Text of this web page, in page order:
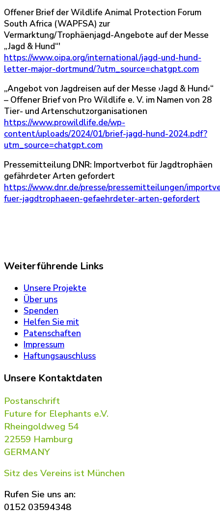
Offener Brief der Wildlife Animal Protection Forum
South Africa (WAPFSA) zur
Vermarktung/Trophäenjagd-Angebote auf der Messe
„Jagd & Hund“'
https://www.oipa.org/international/jagd-und-hund-
letter-major-dortmund/?utm_source=chatgpt.com
„Angebot von Jagdreisen auf der Messe ›Jagd & Hund‹“
– Offener Brief von Pro Wildlife e. V. im Namen von 28
Tier- und Artenschutzorganisationen
https://www.prowildlife.de/wp-
content/uploads/2024/01/brief-jagd-hund-2024.pdf?
utm_source=chatgpt.com
Pressemitteilung DNR: Importverbot für Jagdtrophäen
gefährdeter Arten gefordert
https://www.dnr.de/presse/pressemitteilungen/
fuer-jagdtrophaeen-gefaehrdeter-arten-gefordert
Weiterführende Links
Unsere Projekte
Über uns
Spenden
Helfen Sie mit
Patenschaften
Impressum
Haftungsauschluss
Unsere Kontaktdaten
Postanschrift
Future for Elephants e.V.
Rheingoldweg 54
22559 Hamburg
GERMANY
Sitz des Vereins ist München
Rufen Sie uns an:
0152 03594348